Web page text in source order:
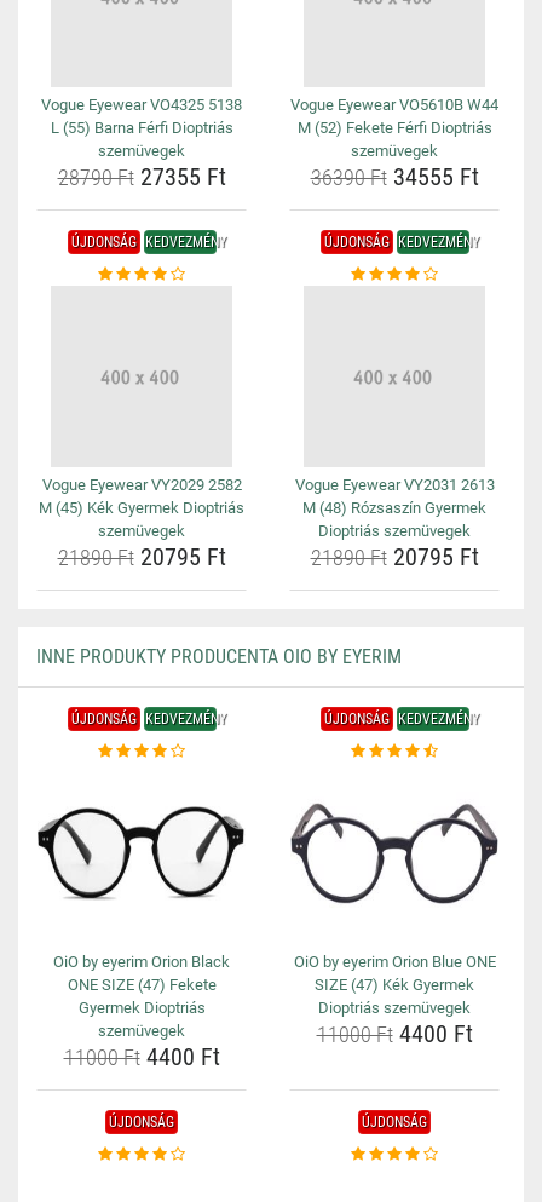
Vogue Eyewear VO4325 5138
L (55) Barna Férfi Dioptriás
szemüvegek
28790 Ft27355 Ft
Vogue Eyewear VO5610B W44
M (52) Fekete Férfi Dioptriás
szemüvegek
36390 Ft34555 Ft
ÚJDONSÁG KEDVEZMÉNY
Vogue Eyewear VY2029 2582
M (45) Kék Gyermek Dioptriás
szemüvegek
21890 Ft20795 Ft
ÚJDONSÁG KEDVEZMÉNY
Vogue Eyewear VY2031 2613
M (48) Rózsaszín Gyermek
Dioptriás szemüvegek
21890 Ft20795 Ft
INNE PRODUKTY PRODUCENTA OIO BY EYERIM
ÚJDONSÁG KEDVEZMÉNY
OiO by eyerim Orion Black
ONE SIZE (47) Fekete
Gyermek Dioptriás
szemüvegek
11000 Ft4400 Ft
ÚJDONSÁG KEDVEZMÉNY
OiO by eyerim Orion Blue ONE
SIZE (47) Kék Gyermek
Dioptriás szemüvegek
11000 Ft4400 Ft
ÚJDONSÁG ÚJDONSÁG